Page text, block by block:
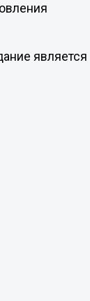
является